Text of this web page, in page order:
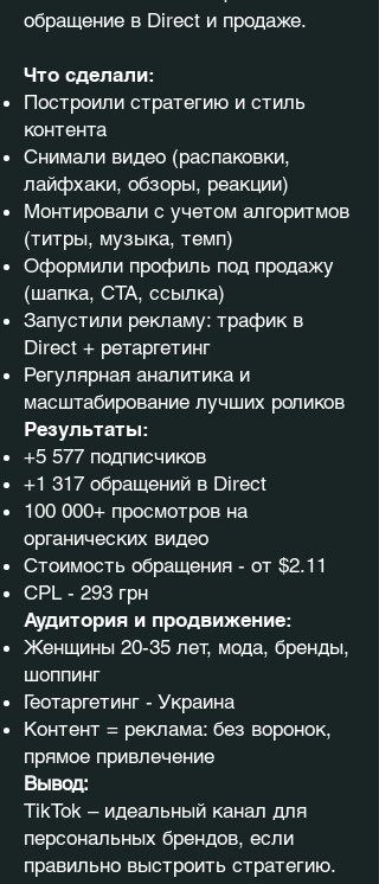
обращение в Direct и продаже.
Что сделали:
Построили стратегию и стиль
контента
Снимали видео (распаковки,
лайфхаки, обзоры, реакции)
Монтировали с учетом алгоритмов
(титры, музыка, темп)
Оформили профиль под продажу
(шапка, CTA, ссылка)
Запустили рекламу: трафик в
Direct + ретаргетинг
Регулярная аналитика и
масштабирование лучших роликов
Результаты:
+5 577 подписчиков
+1 317 обращений в Direct
100 000+ просмотров на
органических видео
Стоимость обращения - от $2.11
CPL - 293 грн
Аудитория и продвижение:
Женщины 20-35 лет, мода, бренды,
шоппинг
Геотаргетинг - Украина
Контент = реклама: без воронок,
прямое привлечение
Вывод:
TikTok – идеальный канал для
персональных брендов, если
правильно выстроить стратегию.